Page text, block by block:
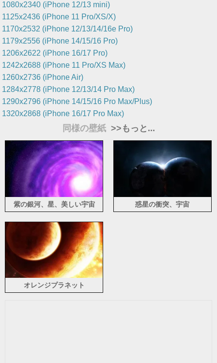
1080x2340 (iPhone 12/13 mini)
1125x2436 (iPhone 11 Pro/XS/X)
1170x2532 (iPhone 12/13/14/16e Pro)
1179x2556 (iPhone 14/15/16 Pro)
1206x2622 (iPhone 16/17 Pro)
1242x2688 (iPhone 11 Pro/XS Max)
1260x2736 (iPhone Air)
1284x2778 (iPhone 12/13/14 Pro Max)
1290x2796 (iPhone 14/15/16 Pro Max/Plus)
1320x2868 (iPhone 16/17 Pro Max)
同様の壁紙 >>もっと...
紫の銀河、星、美しい宇宙 惑星の衝突、宇宙
オレンジプラネット